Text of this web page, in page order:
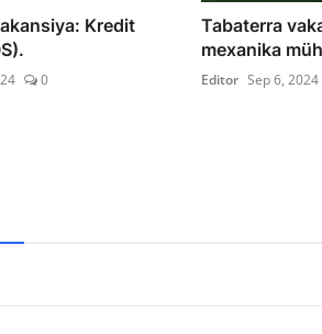
Kredit
0
Tabaterra
mexanika
Editor Sep 6, 2024